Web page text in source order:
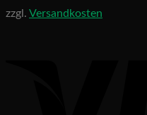
zzgl. Versandkosten